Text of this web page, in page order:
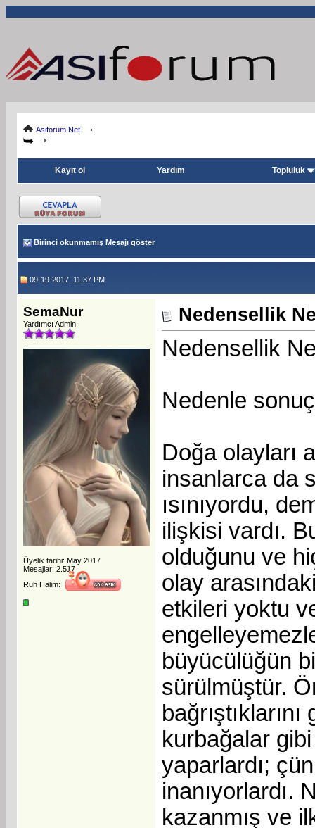
Asiforum.Net
Kayıt ol Yardım Topluluk
Birinci okunmamış Mesajı göster
09-19-2017, 11:37 PM
SemaNur
Yardımcı Admin
Üyelik tarihi: May 2017
Mesajlar: 2.517
Ruh Halim:
Nedensellik
Nedensellik
Nedenle
Doğa olayları
insanlarca da
ısınıyordu,
ilişkisi vardı.
olduğunu ve
olay
etkileri yoktu
büyücülüğün
sürülmüştür.
kurbağalar
yaparlardı;
inanıyorlardı.
kazanmış ve